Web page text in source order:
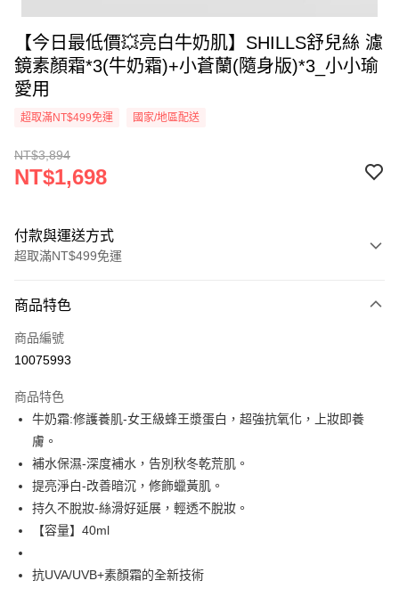
【今日最低價💥亮白牛奶肌】SHILLS舒兒絲 濾
鏡素顏霜*3(牛奶霜)+小蒼蘭(隨身版)*3_小小瑜
愛用
超取滿NT$499免運 國家/地區配送
NT$3,894
NT$1,698
付款與運送方式
超取滿NT$499免運
信用卡一次付款
超商取貨付款
Apple Pay
街口支付
悠遊付
ATM付款
商品特色
商品編號
10075993
商品特色
牛奶霜:修護養肌-女王級蜂王漿蛋白，超強抗氧化，上妝即養
膚。
補水保濕-深度補水，告別秋冬乾荒肌。
提亮淨白-改善暗沉，修飾蠟黃肌。
持久不脫妝-絲滑好延展，輕透不脫妝。
【容量】40ml
抗UVA/UVB+素顏霜的全新技術